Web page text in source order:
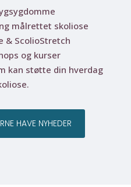
målrettet skoliose
& ScolioStretch
og kurser
kan støtte din hverdag
HAVE NYHEDER